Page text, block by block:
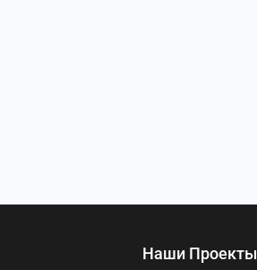
Наши Проекты